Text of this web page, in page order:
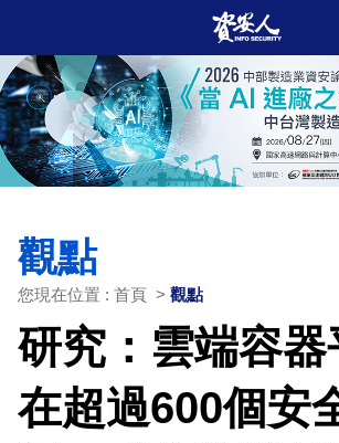
觀點
您現在位置 : 首頁 > 觀點
研究：雲端容器
在超過600個安